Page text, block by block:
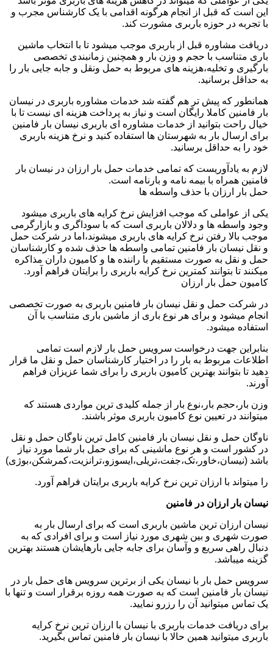
این است که قبل از انجام هرگونه اقدامی با یک کارشناس مجرب و
با تجربه در حوزه باربری مشورت کند.
دریافت مشاوره قبل از باربری موجب میشود تا با انتخاب ماشین
باری متناسب با حجم و وزن بار و همچنین زمانبندی تخصصی
بارگیری و تخلیه،هزینه های مربوط به حمل ونقل و جابه جایی بار را
به حداقل برسانید.
همانطور که پیش تر هم گفته شد خدمات مشاوره باربری در نیسان
بار فامنین کاملا رایگان است و نیاز به پرداخت هزینه ای نیست تا با
خیال راحت بتوانید از خدمات مشاوره ای باربری نیسان بار فامنین
برای ارسال بار به شهرستان ها استفاده کنید و نرخ هزینه باربری
خود را به حداقل برسانید.
لازم به یادآوریست که تمامی خدمات حمل بار ارزان در نیسان بار
فامنین همراه با بیمه نامه و بارنامه است.
حمل بار ارزان با حذف واسطه ها
یکی از عواملی که موجب افزایش نرخ کرایه های باربری میشود
وجود واسطه ها و دلالان باربری است که با سوداگری و بازارگرمی
موجب بالا رفتن نرخ کرایه های باربری میشوند،اما در شرکت حمل
و نقل نیسان بار فامنین تمامی واسطه ها حذف شده و کارشناسان
حمل و نقل به صورت مستقیم با راننده ها و کامیون داران مذاکره
میکنند تا بتوانند کمترین نرخ کرایه باربری را برایتان فراهم آورد.
کامیون حمل بار ارزان
در شرکت حمل و نقل نیسان بار فامنین باربری به صورت تخصصی
انجام میشود و برای هر نوع باری از ماشین باری متناسب با آن
استفاده میشود.
بنابراین جهت درخواست سرویس حمل بار لازم است تمامی
اطلاعات مربوط به بار را در اختیار کارشناسان حمل و نقل ما قرار
دهید تا بتوانند بهترین کامیون باربری را برای شما عزیزان فراهم
آورند.
وزن بار،حجم بار،نوع بار از جمله کلیدی ترین مواردی هستند که
میتوانند در تعیین نوع کامیون باربری موثر باشند.
ناوگان حمل و نقل نیسان بار فامنین کامل ترین ناوگان حمل و نقل
در کشور است و هر نوع ماشینی که برای حمل بار شما مورد نیاز
باشد (نیسان،خاور،تک،جفت،تریلی،ایسوزو،ترانزیت،کمرشکن،بوژی)
را میتواند با ارزان ترین نرخ کرایه باربری برایتان فراهم آورد.
نیسان بار ارزان در فامنین
نیسان ارزان ترین ماشین باربری است که برای ارسال بار به
صورت شهری و بین شهری مورد نیاز است و برای افرادی که به
دنبال راهی سریع و وآسان برای جابه جایی بارهایشان هستند بهترین
گزینه میباشد.
سرویس حمل بار با نیسان یکی از برترین سرویس های حمل بار در
نیسان بار فامنین است که به صورت همه روزه برقرار است و تنها با
یک تماس میتوانید آن را رزرو نمایید.
برای دریافت خدمات باربری با نیسان با ارزان ترین نرخ کرایه
باربری میتوانید همین حالا با نیسان بار فامنین تماس بگیرید.